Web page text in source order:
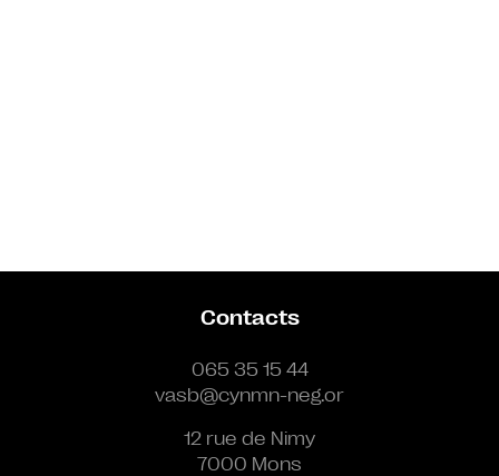
Contacts
065 35 15 44
vasb@cynmn-neg.or
12 rue de Nimy
7000 Mons